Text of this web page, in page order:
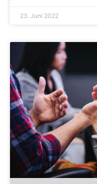
23. Juni 2022